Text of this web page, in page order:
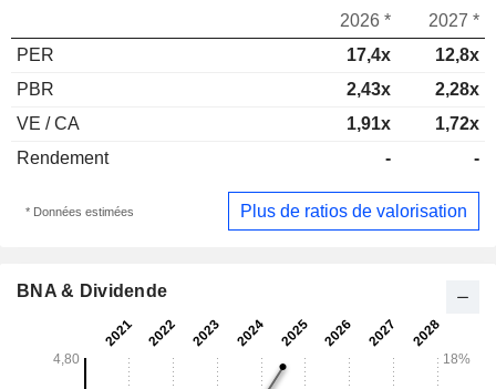
2026 *
2027 *
PER
17,4x
12,8x
PBR
2,43x
2,28x
VE / CA
1,91x
1,72x
Rendement
- -
* Données estimées Plus de ratios de valorisation
BNA & Dividende